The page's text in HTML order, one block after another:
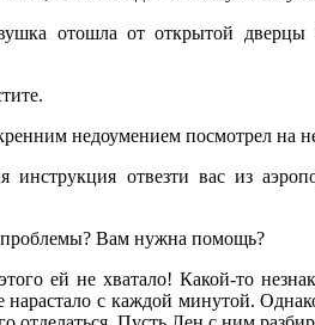
отошла от открытой
недоумением посмотрел на
отвезти вас из
Вам нужна помощь?
ей не хватало! Какой-то
нарастало с каждой минутой.